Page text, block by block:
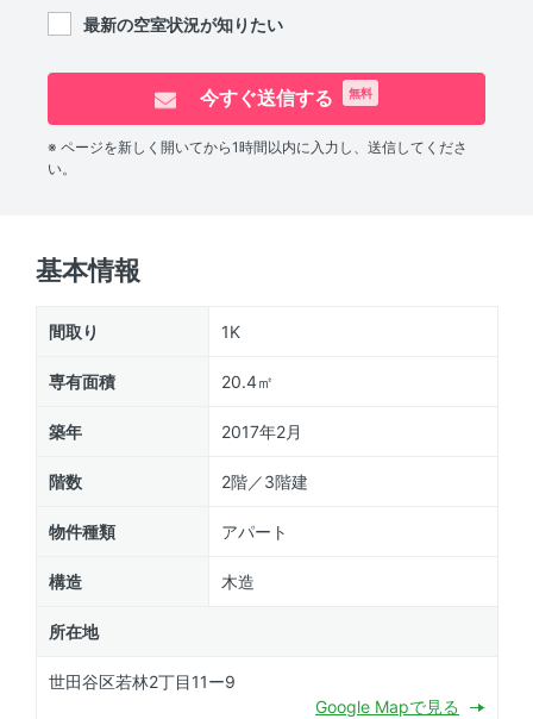
最新の空室状況が知りたい
今すぐ送信する 無料
※ ページを新しく開いてから1時間以内に入力し、送信してくださ
い。
基本情報
間取り 1K
専有面積 20.4㎡
築年 2017年2月
階数 2階／3階建
物件種類 アパート
構造 木造
所在地
世田谷区若林2丁目11ー9
Google Mapで見る